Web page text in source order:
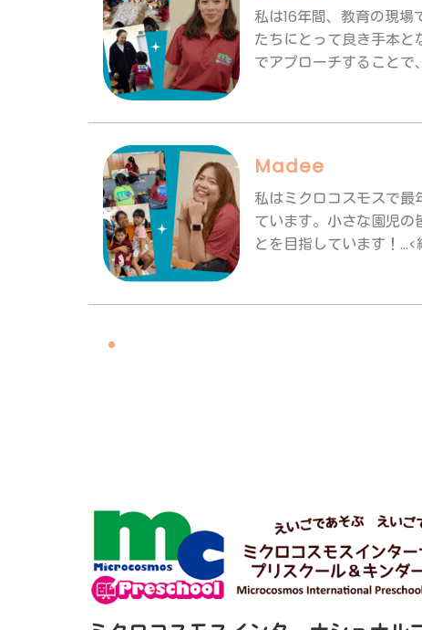
私は16年間、教育の現
たちにとって良き手本
でアプローチすることで
Madee
私はミクロコスモスで
ています。小さな園児
とを目指しています！